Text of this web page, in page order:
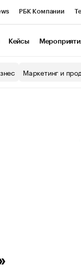
РБК Компании
Экономика
Кейсы
Маркетинг и